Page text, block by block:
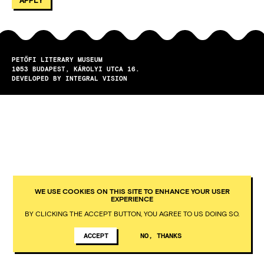
PETŐFI LITERARY MUSEUM
1053
BUDAPEST
KÁROLYI UTCA 16.
DEVELOPED BY INTEGRAL VISION
WE USE COOKIES ON THIS SITE TO ENHANCE YOUR USER
EXPERIENCE
BY CLICKING THE ACCEPT BUTTON, YOU AGREE TO US DOING SO.
ACCEPT NO, THANKS